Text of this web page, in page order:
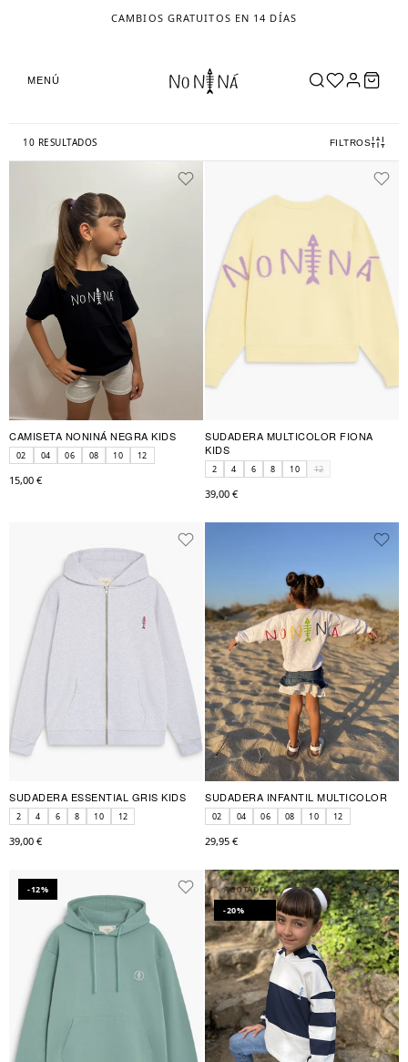
CAMBIOS GRATUITOS EN 14 DÍAS
MENÚ
10 RESULTADOS FILTROS
CAMISETA NONINÁ NEGRA KIDS
02 04 06 08 10 12
15,00 €
SUDADERA MULTICOLOR FIONA
KIDS
2 4 6 8 10 12
39,00 €
SUDADERA ESSENTIAL GRIS KIDS
2 4 6 8 10 12
39,00 €
SUDADERA INFANTIL MULTICOLOR
02 04 06 08 10 12
29,95 €
-12%
AGOTADO
-20%